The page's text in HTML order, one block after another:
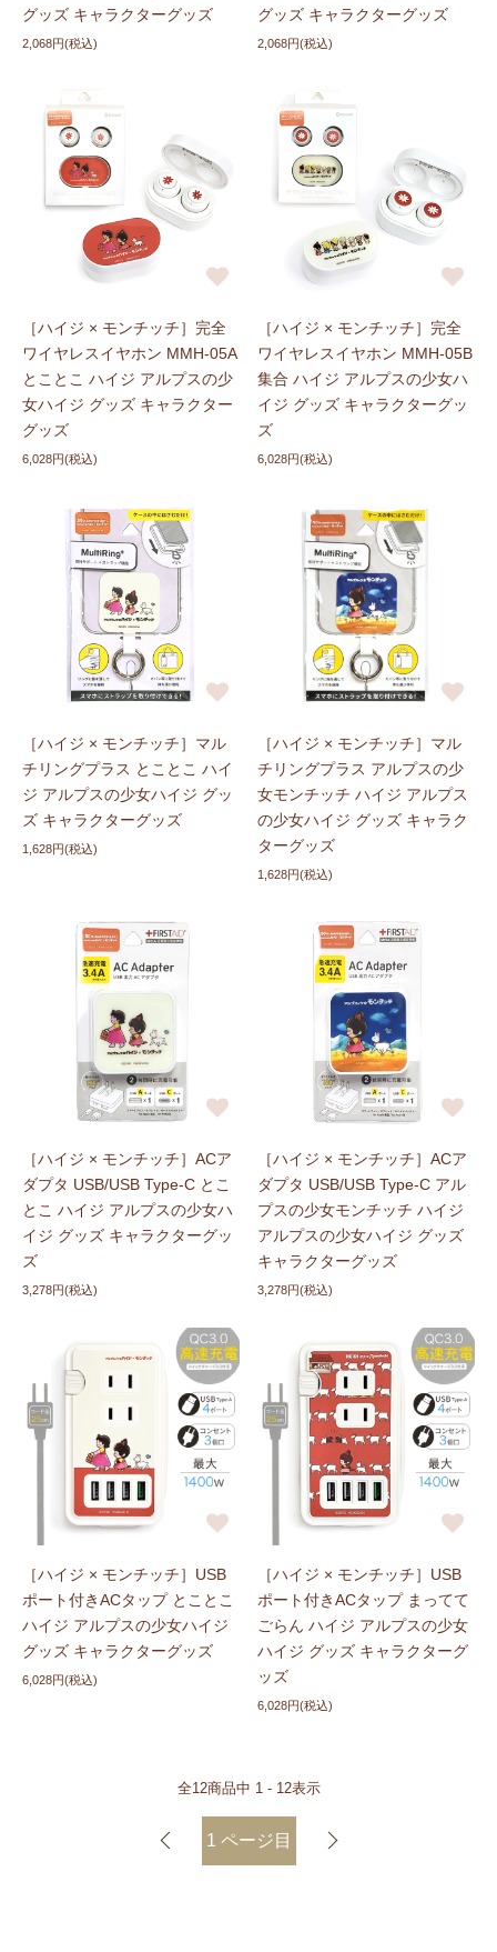
グッズ キャラクターグッズ
2,068円(税込)
グッズ キャラクターグッズ
2,068円(税込)
［ハイジ × モンチッチ］完全
ワイヤレスイヤホン MMH-05A
とことこ ハイジ アルプスの少
女ハイジ グッズ キャラクター
グッズ
6,028円(税込)
［ハイジ × モンチッチ］完全
ワイヤレスイヤホン MMH-05B
集合 ハイジ アルプスの少女ハ
イジ グッズ キャラクターグッ
ズ
6,028円(税込)
［ハイジ × モンチッチ］マル
チリングプラス とことこ ハイ
ジ アルプスの少女ハイジ グッ
ズ キャラクターグッズ
1,628円(税込)
［ハイジ × モンチッチ］マル
チリングプラス アルプスの少
女モンチッチ ハイジ アルプス
の少女ハイジ グッズ キャラク
ターグッズ
1,628円(税込)
［ハイジ × モンチッチ］ACア
ダプタ USB/USB Type-C とこ
とこ ハイジ アルプスの少女ハ
イジ グッズ キャラクターグッ
ズ
3,278円(税込)
［ハイジ × モンチッチ］ACア
ダプタ USB/USB Type-C アル
プスの少女モンチッチ ハイジ
アルプスの少女ハイジ グッズ
キャラクターグッズ
3,278円(税込)
［ハイジ × モンチッチ］USB
ポート付きACタップ とことこ
ハイジ アルプスの少女ハイジ
グッズ キャラクターグッズ
6,028円(税込)
［ハイジ × モンチッチ］USB
ポート付きACタップ まってて
ごらん ハイジ アルプスの少女
ハイジ グッズ キャラクターグ
ッズ
6,028円(税込)
全12商品中 1 - 12表示
1 ページ目